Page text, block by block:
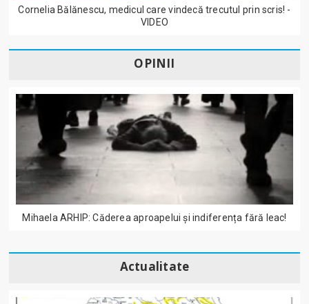
Cornelia Bălănescu, medicul care vindecă trecutul prin scris! -
VIDEO
OPINII
Mihaela ARHIP: Căderea aproapelui și indiferența fără leac!
Actualitate